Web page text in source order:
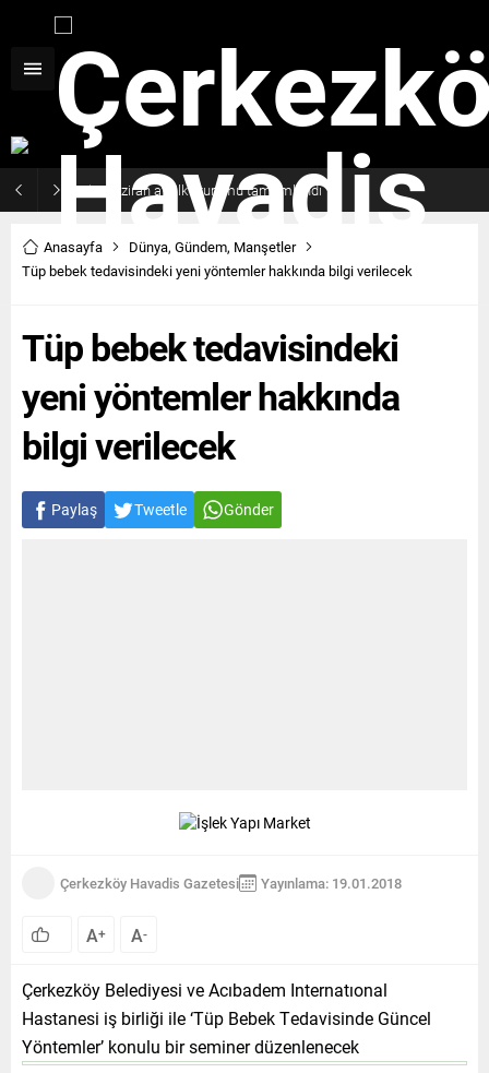
Haziran ayı ilk oturumu tamamlandı
Anasayfa Dünya, Gündem, Manşetler
Tüp bebek tedavisindeki yeni yöntemler hakkında bilgi verilecek
Tüp bebek tedavisindeki
yeni yöntemler hakkında
bilgi verilecek
Paylaş Tweetle Gönder
Çerkezköy Havadis Gazetesi Yayınlama: 19.01.2018
A+ A-
Çerkezköy Belediyesi ve Acıbadem Internatıonal
Hastanesi iş birliği ile ‘Tüp Bebek Tedavisinde Güncel
Yöntemler’ konulu bir seminer düzenlenecek